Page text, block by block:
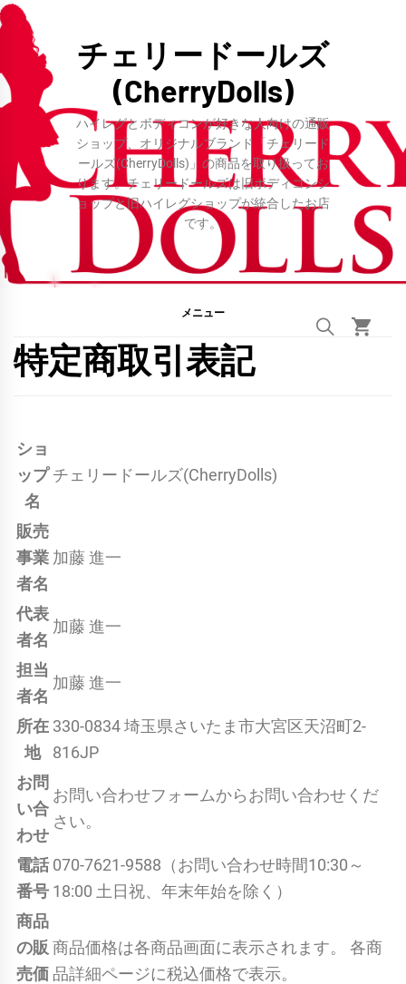
コ
ン
キ
ッ
プ
チェリードールズ
(CherryDolls)
ハイレグとボディコンが好きな人向けの通販
ショップ、オリジナルブランド「チェリード
ールズ(CherryDolls)」の商品を取り扱ってお
ります。チェリードールズは旧ボディコンシ
ョップと旧ハイレグショップが統合したお店
です。
メニュー
特定商取引表記
ショ
ップ
名
チェリードールズ(CherryDolls)
販売
事業
者名
加藤 進一
代表
者名
加藤 進一
担当
者名
加藤 進一
所在
地
330-0834 埼玉県さいたま市大宮区天沼町2-
816JP
お問
い合
わせ
お問い合わせフォームからお問い合わせくだ
さい。
電話
番号
070-7621-9588（お問い合わせ時間10:30～
18:00 土日祝、年末年始を除く）
商品
の販
売価
商品価格は各商品画面に表示されます。 各商
品詳細ページに税込価格で表示。